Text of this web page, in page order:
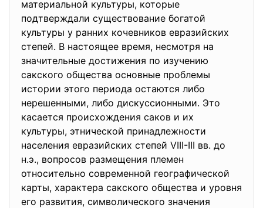
материальной культуры, которые
подтверждали существование богатой
культуры у ранних кочевников евразийских
степей. В настоящее время, несмотря на
значительные достижения по изучению
сакского общества основные проблемы
истории этого периода остаются либо
нерешенными, либо дискуссионными. Это
касается происхождения саков и их
культуры, этнической принадлежности
населения евразийских степей VIII-III вв. до
н.э., вопросов размещения племен
относительно современной географической
карты, характера сакского общества и уровня
его развития, символического значения